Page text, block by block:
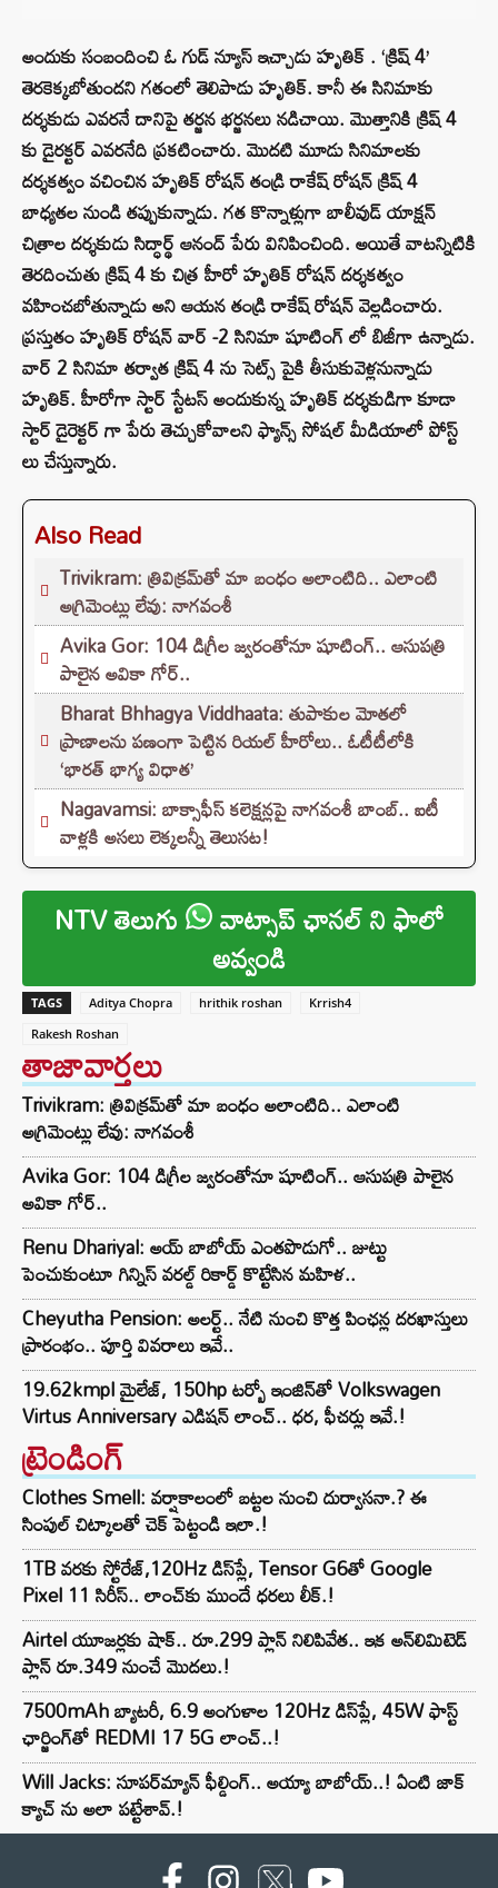
అందుకు సంబందించి ఓ గుడ్ న్యూస్ ఇచ్చాడు హృతిక్ . ‘క్రిష్ 4’
తెరకెక్కబోతుందని గతంలో తెలిపాడు హృతిక్. కానీ ఈ సినిమాకు
దర్శకుడు ఎవరనే దానిపై తర్జన భర్జనలు నడిచాయి. మొత్తానికి క్రిష్ 4
కు డైరక్టర్ ఎవరనేది ప్రకటించారు. మొదటి మూడు సినిమాలకు
దర్శకత్వం వచించిన హృతిక్ రోషన్ తండ్రి రాకేష్ రోషన్ క్రిష్ 4
బాధ్యతల నుండి తప్పుకున్నాడు. గత కొన్నాళ్లుగా బాలీవుడ్ యాక్షన్
చిత్రాల దర్శకుడు సిద్ధార్థ్‌ ఆనంద్‌ పేరు వినిపించింది. అయితే వాటన్నిటికి
తెరదించుతు క్రిష్ 4 కు చిత్ర హీరో హృతిక్ రోషన్ దర్శకత్వం
వహించబోతున్నాడు అని ఆయన తండ్రి రాకేష్ రోషన్ వెల్లడించారు.
ప్రస్తుతం హృతిక్ రోషన్ వార్ -2 సినిమా షూటింగ్ లో బిజీగా ఉన్నాడు.
వార్ 2 సినిమా తర్వాత క్రిష్ 4 ను సెట్స్ పైకి తీసుకువెళ్లనున్నాడు
హృతిక్. హీరోగా స్టార్ స్టేటస్ అందుకున్న హృతిక్ దర్శకుడిగా కూడా
స్టార్ డైరెక్టర్ గా పేరు తెచ్చుకోవాలని ఫ్యాన్స్ సోషల్ మీడియాలో పోస్ట్
లు చేస్తున్నారు.
Also Read
Trivikram: త్రివిక్రమ్‌తో మా బంధం అలాంటిది.. ఎలాంటి
అగ్రిమెంట్లు లేవు: నాగవంశీ
Avika Gor: 104 డిగ్రీల జ్వరంతోనూ షూటింగ్.. ఆసుపత్రి
పాలైన అవికా గోర్..
Bharat Bhhagya Viddhaata: తుపాకుల మోతలో
ప్రాణాలను పణంగా పెట్టిన రియల్ హీరోలు.. ఓటీటీలోకి
‘భారత్ భాగ్య విధాత’
Nagavamsi: బాక్సాఫీస్ కలెక్షన్లపై నాగవంశీ బాంబ్.. ఐటీ
వాళ్లకి అసలు లెక్కలన్నీ తెలుసట!
NTV తెలుగు వాట్సాప్ ఛానల్ ని ఫాలో
అవ్వండి
TAGS Aditya Chopra hrithik roshan
Krrish4
Rakesh Roshan
తాజావార్తలు
Trivikram: త్రివిక్రమ్‌తో మా బంధం అలాంటిది.. ఎలాంటి
అగ్రిమెంట్లు లేవు: నాగవంశీ
Avika Gor: 104 డిగ్రీల జ్వరంతోనూ షూటింగ్.. ఆసుపత్రి పాలైన
అవికా గోర్..
Renu Dhariyal: అయ్ బాబోయ్ ఎంతపొడుగో.. జుట్టు
పెంచుకుంటూ గిన్నిస్ వరల్డ్ రికార్డ్ కొట్టేసిన మహిళ..
Cheyutha Pension: అలర్ట్.. నేటి నుంచి కొత్త పింఛన్ల దరఖాస్తులు
ప్రారంభం.. పూర్తి వివరాలు ఇవే..
19.62kmpl మైలేజ్, 150hp టర్బో ఇంజిన్‌తో Volkswagen
Virtus Anniversary ఎడిషన్ లాంచ్.. ధర, ఫీచర్లు ఇవే.!
ట్రెండింగ్‌
Clothes Smell: వర్షాకాలంలో బట్టల నుంచి దుర్వాసనా.? ఈ
సింపుల్ చిట్కాలతో చెక్ పెట్టండి ఇలా.!
1TB వరకు స్టోరేజ్,120Hz డిస్‌ప్లే, Tensor G6తో Google
Pixel 11 సిరీస్.. లాంచ్⁭కు ముందే ధరలు లీక్.!
Airtel యూజర్లకు షాక్.. రూ.299 ప్లాన్ నిలిపివేత.. ఇక అన్‌లిమిటెడ్
ప్లాన్ రూ.349 నుంచే మొదలు.!
7500mAh బ్యాటరీ, 6.9 అంగుళాల 120Hz డిస్‌ప్లే, 45W ఫాస్ట్
ఛార్జింగ్‌తో REDMI 17 5G లాంచ్..!
Will Jacks: సూపర్‌మ్యాన్ ఫీల్డింగ్.. అయ్యా బాబోయ్..! ఏంటి జాక్
క్యాచ్ ను అలా పట్టేశావ్.!